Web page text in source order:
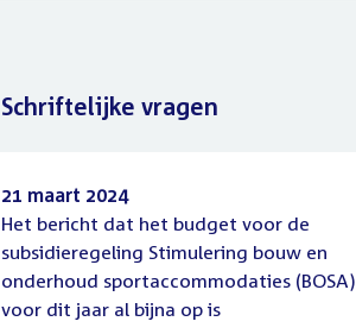
Schriftelijke
vragen
21 maart 2024
Het bericht dat het budget voor de
subsidieregeling Stimulering bouw en
onderhoud sportaccommodaties (BOSA)
voor dit jaar al bijna op is
Schriftelijke vragen